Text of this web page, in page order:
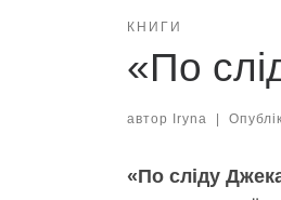
КНИГИ
«По
автор Iryna
«По сліду